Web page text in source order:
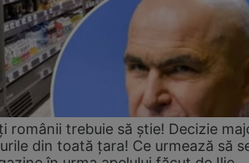
românii trebuie să știe! Decizie
din toată țara! Ce urmează să